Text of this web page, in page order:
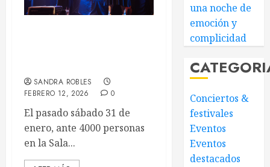
SANDRA ROBLES
FEBRERO 12, 2026
0
El pasado sábado 31 de
enero, ante 4000 personas
en la Sala...
una noche de
emoción y
complicidad
Conciertos &
festivales
Eventos
Eventos
destacados